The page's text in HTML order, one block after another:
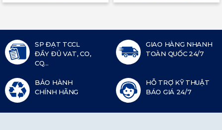
SP ĐẠT TCCL
ĐẦY ĐỦ VAT, CO,
CQ...
GIAO HÀNG NHANH
TOÀN QUỐC 24/7
BẢO HÀNH
CHÍNH HÃNG
HỖ TRỢ KỸ THUẬT
BÁO GIÁ 24/7